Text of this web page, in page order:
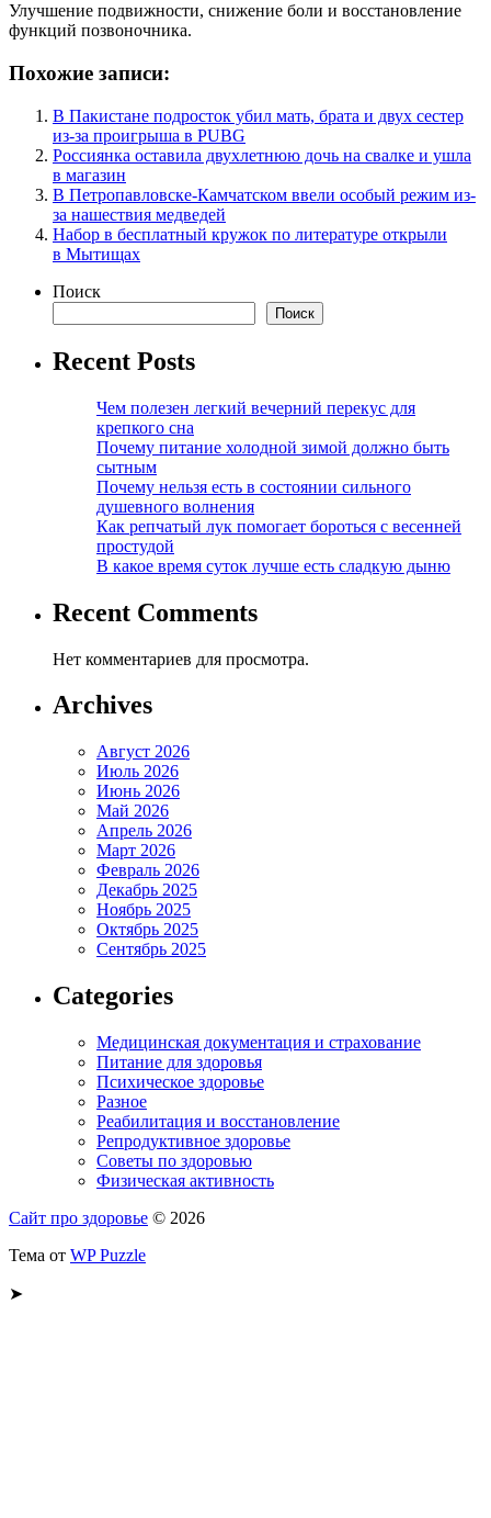
Улучшение подвижности, снижение боли и восстановление
функций позвоночника.
Похожие записи:
В Пакистане подросток убил мать, брата и двух сестер
из-за проигрыша в PUBG
Россиянка оставила двухлетнюю дочь на свалке и ушла
в магазин
В Петропавловске-Камчатском ввели особый режим из-
за нашествия медведей
Набор в бесплатный кружок по литературе открыли
в Мытищах
Поиск
Поиск
Recent Posts
Чем полезен легкий вечерний перекус для
крепкого сна
Почему питание холодной зимой должно быть
сытным
Почему нельзя есть в состоянии сильного
душевного волнения
Как репчатый лук помогает бороться с весенней
простудой
В какое время суток лучше есть сладкую дыню
Recent Comments
Нет комментариев для просмотра.
Archives
Август 2026
Июль 2026
Июнь 2026
Май 2026
Апрель 2026
Март 2026
Февраль 2026
Декабрь 2025
Ноябрь 2025
Октябрь 2025
Сентябрь 2025
Categories
Медицинская документация и страхование
Питание для здоровья
Психическое здоровье
Разное
Реабилитация и восстановление
Репродуктивное здоровье
Советы по здоровью
Физическая активность
Сайт про здоровье © 2026
Тема от WP Puzzle
➤